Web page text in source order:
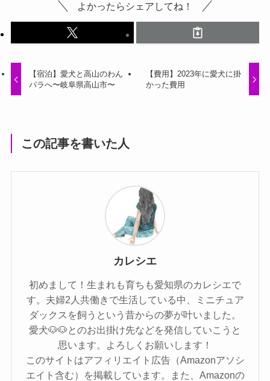
よかったらシェアしてね！
【宿泊】愛犬と高山のわん
パラへ〜岐阜県高山市〜
【費用】2023年に愛犬に掛
かった費用
この記事を書いた人
カレシエ
初めまして！生まれも育ちも愛知県のカレシエで
す。夫婦2人共働きで生活している中、ミニチュア
ダックスを飼うという昔からの夢が叶いました。
愛犬🐶🐶とのお出掛け先などを発信していこうと
思います。よろしくお願いします！
このサイトはアフィリエイト広告（Amazonアソシ
エイト含む）を掲載しています。また、Amazonの